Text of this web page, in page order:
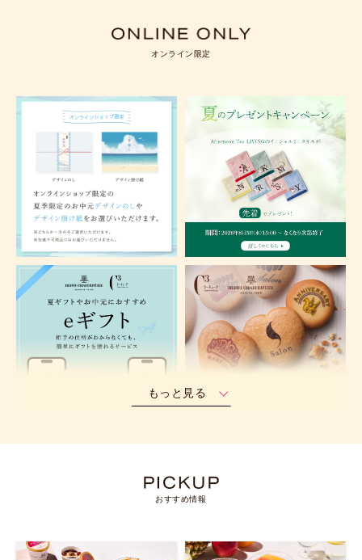
オンライン限定
もっと見る
おすすめ情報